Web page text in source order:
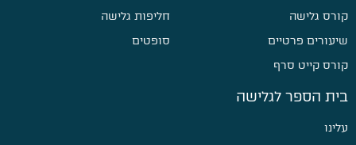
קורס גלישה
שיעורים פרטיים
קורס קייט סרף
חליפות גלישה
סופטים
בית הספר לגלישה
עלינו